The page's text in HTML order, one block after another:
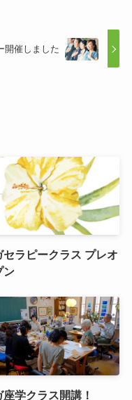
開催しました
セラピークラス プレオ
ン
座学クラス開講！